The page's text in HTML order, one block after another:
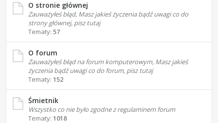
O stronie głównej
Zauważyłeś błąd, Masz jakieś życzenia bądź uwagi co do
strony głównej, pisz tutaj
Tematy: 57
O forum
Zauważyłeś błąd na forum komputerowym, Masz jakieś
życzenia bądź uwagi co do forum, pisz tutaj
Tematy: 152
Śmietnik
Wszystko co nie było zgodne z regulaminem forum
Tematy: 1018